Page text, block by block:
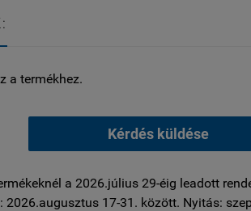
a termékhez.
Kérdés küldése
a 2026.július 29-éig leadott
17-31. között. Nyitás: